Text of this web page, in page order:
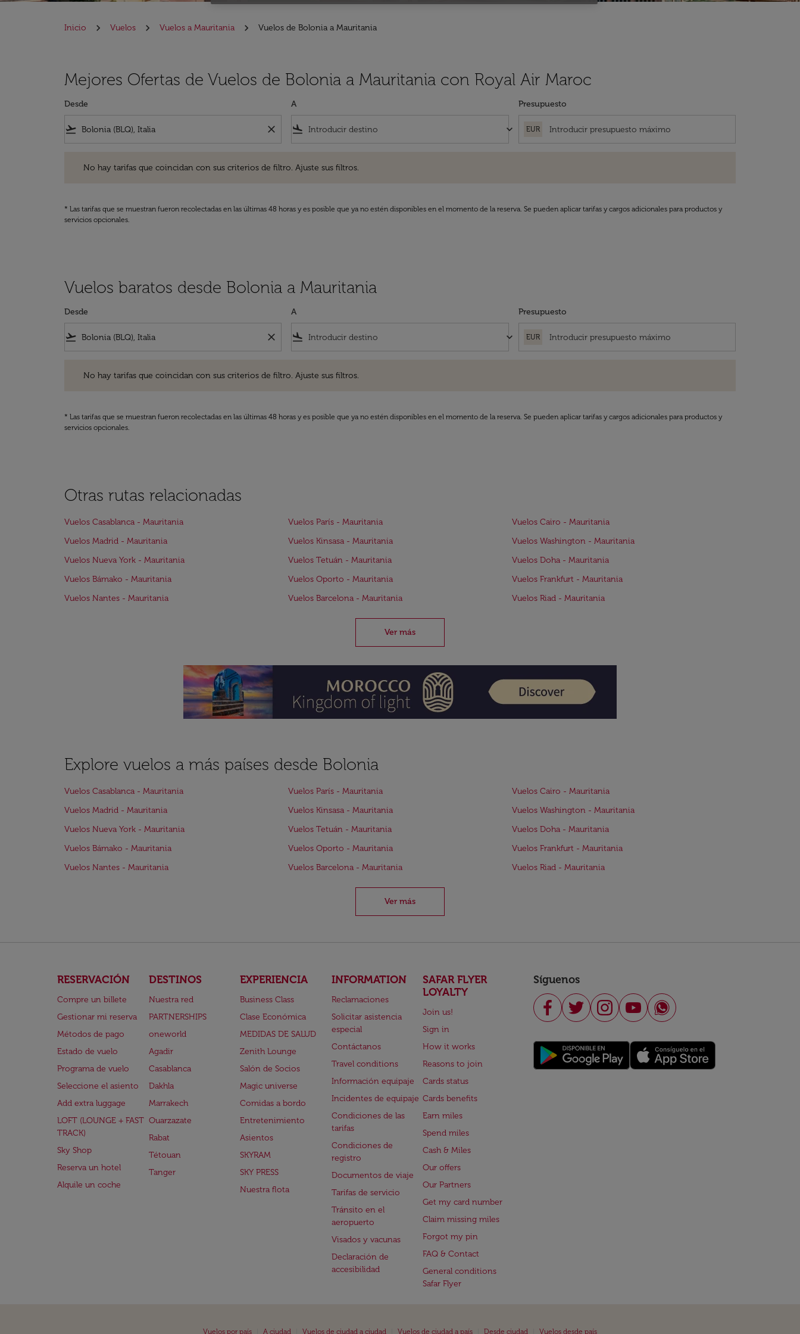
Inicio Vuelos Vuelos a Mauritania Vuelos de Bolonia a Mauritania
Mejores Ofertas de Vuelos de Bolonia a Mauritania con Royal Air Maroc
Desde
flight_takeoff close
A
flight_land keyboard_arrow_down
Presupuesto
EUR
No hay tarifas que coincidan con sus criterios de filtro. Ajuste sus filtros.
* Las tarifas que se muestran fueron recolectadas en las últimas 48 horas y es posible que ya no estén disponibles en el momento de la reserva. Se pueden aplicar tarifas y cargos adicionales para productos y
servicios opcionales.
Vuelos baratos desde Bolonia a Mauritania
Desde
flight_takeoff close
A
flight_land keyboard_arrow_down
Presupuesto
EUR
No hay tarifas que coincidan con sus criterios de filtro. Ajuste sus filtros.
* Las tarifas que se muestran fueron recolectadas en las últimas 48 horas y es posible que ya no estén disponibles en el momento de la reserva. Se pueden aplicar tarifas y cargos adicionales para productos y
servicios opcionales.
Otras rutas relacionadas
Vuelos Casablanca - Mauritania Vuelos París - Mauritania
Vuelos Cairo - Mauritania
Vuelos Madrid - Mauritania
Vuelos Kinsasa - Mauritania
Vuelos Washington - Mauritania
Vuelos Nueva York - Mauritania
Vuelos Tetuán - Mauritania
Vuelos Doha - Mauritania
Vuelos Bámako - Mauritania
Vuelos Oporto - Mauritania
Vuelos Frankfurt - Mauritania
Vuelos Nantes - Mauritania
Vuelos Barcelona - Mauritania Vuelos Riad - Mauritania
Ver más
Explore vuelos a más países desde Bolonia
Vuelos Casablanca - Mauritania Vuelos París - Mauritania
Vuelos Cairo - Mauritania
Vuelos Madrid - Mauritania
Vuelos Kinsasa - Mauritania
Vuelos Washington - Mauritania
Vuelos Nueva York - Mauritania
Vuelos Tetuán - Mauritania
Vuelos Doha - Mauritania
Vuelos Bámako - Mauritania
Vuelos Oporto - Mauritania
Vuelos Frankfurt - Mauritania
Vuelos Nantes - Mauritania
Vuelos Barcelona - Mauritania Vuelos Riad - Mauritania
Ver más
RESERVACIÓN
Compre un billete
Gestionar mi reserva
Métodos de pago
Estado de vuelo
Programa de vuelo
Seleccione el asiento
Add extra luggage
LOFT (LOUNGE + FAST
TRACK)
Sky Shop
Reserva un hotel
Alquile un coche
DESTINOS
Nuestra red
PARTNERSHIPS
oneworld
Agadir
Casablanca
Dakhla
Marrakech
Ouarzazate
Rabat
Tétouan
Tanger
EXPERIENCIA
Business Class
Clase Económica
MEDIDAS DE SALUD
Zenith Lounge
Salón de Socios
Magic universe
Comidas a bordo
Entretenimiento
Asientos
SKYRAM
SKY PRESS
Nuestra flota
INFORMATION
Reclamaciones
Solicitar asistencia
especial
Contáctanos
Travel conditions
Información equipaje
Incidentes de equipaje
Condiciones de las
tarifas
Condiciones de
registro
Documentos de viaje
Tarifas de servicio
Tránsito en el
aeropuerto
Visados y vacunas
Declaración de
accesibilidad
SAFAR FLYER
LOYALTY
Join us!
Sign in
How it works
Reasons to join
Cards status
Cards benefits
Earn miles
Spend miles
Cash & Miles
Our offers
Our Partners
Get my card number
Claim missing miles
Forgot my pin
FAQ & Contact
General conditions
Safar Flyer
Síguenos
Vuelos por país A ciudad Vuelos de ciudad a ciudad Vuelos de ciudad a país Desde ciudad Vuelos desde país